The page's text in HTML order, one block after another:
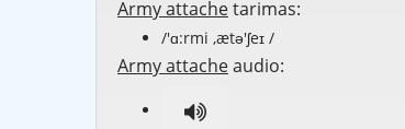
Army attachetarimas:
/'ɑ:rmi ,ætə'ʃeɪ /
Army attacheaudio: